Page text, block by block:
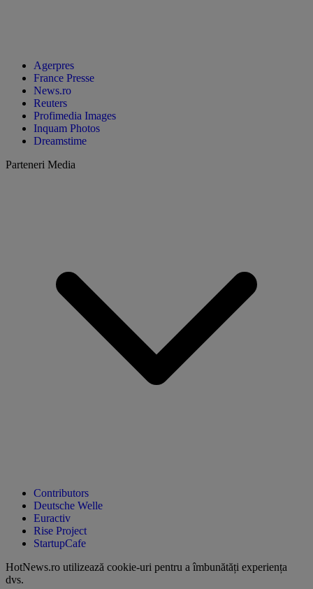
Agerpres
France Presse
News.ro
Reuters
Profimedia Images
Inquam Photos
Dreamstime
Parteneri Media
Contributors
Deutsche Welle
Euractiv
Rise Project
StartupCafe
HotNews.ro utilizează cookie-uri pentru a îmbunătăți experiența
dvs.